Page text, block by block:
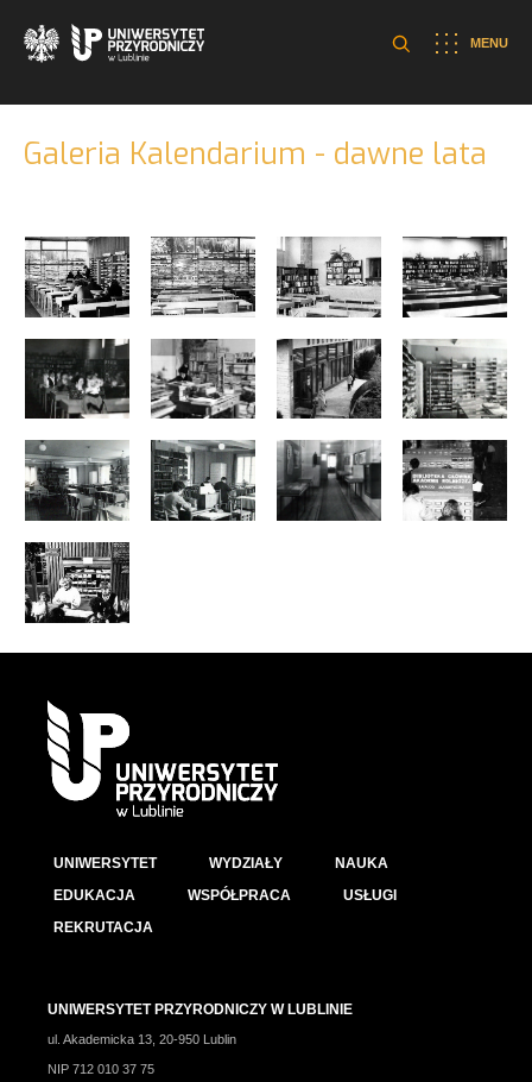
MENU
Galeria Kalendarium - dawne lata
UNIWERSYTET WYDZIAŁY
NAUKA
EDUKACJA
WSPÓŁPRACA
USŁUGI
REKRUTACJA
UNIWERSYTET PRZYRODNICZY W LUBLINIE
ul. Akademicka 13, 20-950 Lublin
NIP 712 010 37 75